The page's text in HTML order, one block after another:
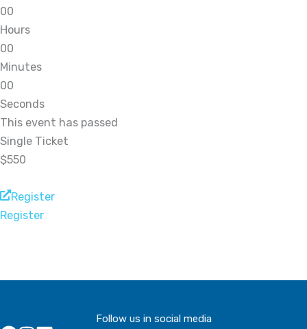
00
Hours
00
Minutes
00
Seconds
This event has passed
Single Ticket
$550
Register
Register
Follow us in social media